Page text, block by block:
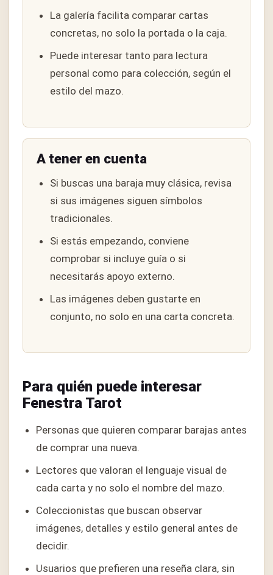
La galería facilita comparar cartas
concretas, no solo la portada o la caja.
Puede interesar tanto para lectura
personal como para colección, según el
estilo del mazo.
A tener en cuenta
Si buscas una baraja muy clásica, revisa
si sus imágenes siguen símbolos
tradicionales.
Si estás empezando, conviene
comprobar si incluye guía o si
necesitarás apoyo externo.
Las imágenes deben gustarte en
conjunto, no solo en una carta concreta.
Para quién puede interesar
Fenestra Tarot
Personas que quieren comparar barajas antes
de comprar una nueva.
Lectores que valoran el lenguaje visual de
cada carta y no solo el nombre del mazo.
Coleccionistas que buscan observar
imágenes, detalles y estilo general antes de
decidir.
Usuarios que prefieren una reseña clara, sin